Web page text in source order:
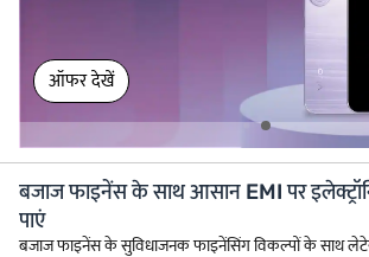
ऑफर देखें
बजाज फाइनेंस के साथ आसान EMI पर
पाएं
बजाज फाइनेंस के सुविधाजनक फाइनेंसिंग विकल्पों के साथ